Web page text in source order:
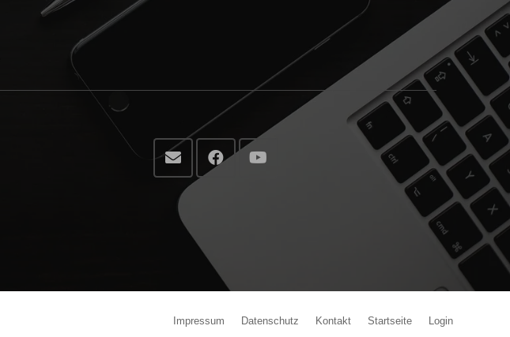
Impressum Datenschutz Kontakt Startseite Login